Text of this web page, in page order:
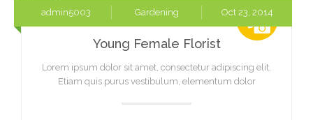
admin5003 Gardening Oct 23, 2014
Young Female Florist
Lorem ipsum dolor sit amet, consectetur adipiscing elit.
Etiam quis purus vestibulum, elementum dolor